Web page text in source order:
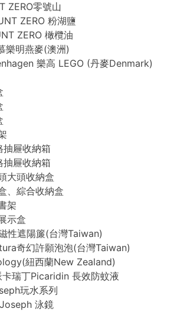
ZERO零號山
ZERO 粉湖鹽
ZERO 橄欖油
樂明燕麥(澳洲)
樂高 LEGO (丹麥Denmark)
抽屜收納箱
抽屜收納箱
大頭收納盒
、綜合收納盒
架
示盒
性遮陽簾(台灣Taiwan)
奇幻許願泡泡(台灣Taiwan)
紐西蘭New Zealand)
瑞丁Picaridin 長效防蚊液
玩水系列
泳鏡